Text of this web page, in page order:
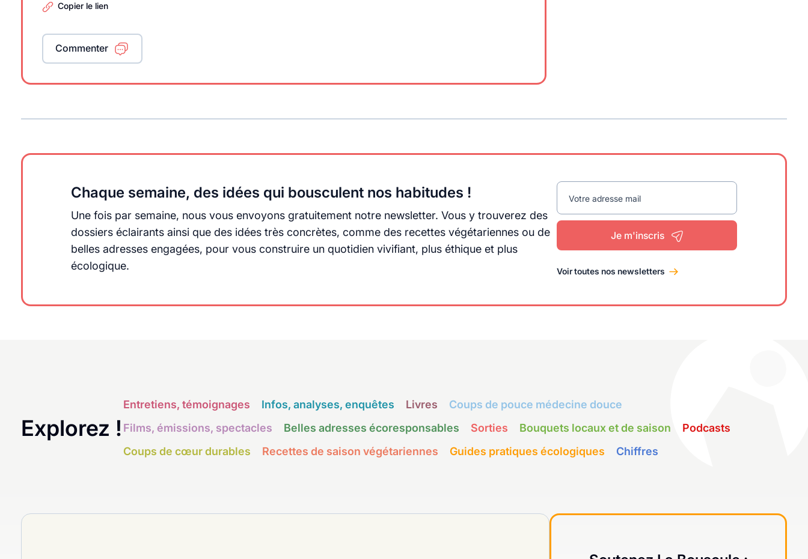
Copier le lien
Commenter
Chaque semaine, des idées qui bousculent nos habitudes !
Une fois par semaine, nous vous envoyons gratuitement notre newsletter. Vous y trouverez des
dossiers éclairants ainsi que des idées très concrètes, comme des recettes végétariennes ou de
belles adresses engagées, pour vous construire un quotidien vivifiant, plus éthique et plus
écologique.
Votre adresse mail
Je m'inscris
Voir toutes nos newsletters
Explorez !
Entretiens, témoignages Infos, analyses, enquêtes Livres
Coups de pouce médecine douce
Films, émissions, spectacles
Belles adresses écoresponsables Sorties Bouquets locaux et de saison
Podcasts
Coups de cœur durables
Recettes de saison végétariennes Guides pratiques écologiques Chiffres